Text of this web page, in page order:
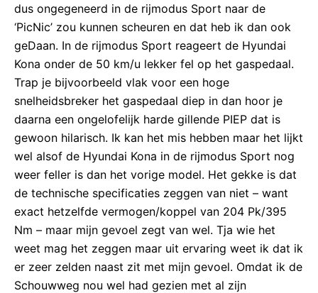
dus ongegeneerd in de rijmodus Sport naar de
‘PicNic’ zou kunnen scheuren en dat heb ik dan ook
geDaan. In de rijmodus Sport reageert de Hyundai
Kona onder de 50 km/u lekker fel op het gaspedaal.
Trap je bijvoorbeeld vlak voor een hoge
snelheidsbreker het gaspedaal diep in dan hoor je
daarna een ongelofelijk harde gillende PIEP dat is
gewoon hilarisch. Ik kan het mis hebben maar het lijkt
wel alsof de Hyundai Kona in de rijmodus Sport nog
weer feller is dan het vorige model. Het gekke is dat
de technische specificaties zeggen van niet – want
exact hetzelfde vermogen/koppel van 204 Pk/395
Nm – maar mijn gevoel zegt van wel. Tja wie het
weet mag het zeggen maar uit ervaring weet ik dat ik
er zeer zelden naast zit met mijn gevoel. Omdat ik de
Schouwweg nou wel had gezien met al zijn